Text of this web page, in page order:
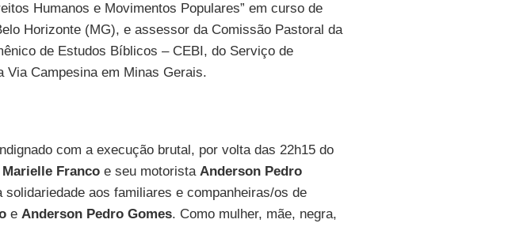
Humanos e Movimentos Populares” em curso de
Horizonte (MG), e assessor da Comissão Pastoral da
de Estudos Bíblicos – CEBI, do Serviço de
Via Campesina em Minas Gerais.
com a execução brutal, por volta das 22h15 do
Marielle Francoe seu motorista Anderson Pedro
aos familiares e companheiras/os de
e Anderson Pedro Gomes. Como mulher, mãe, negra,